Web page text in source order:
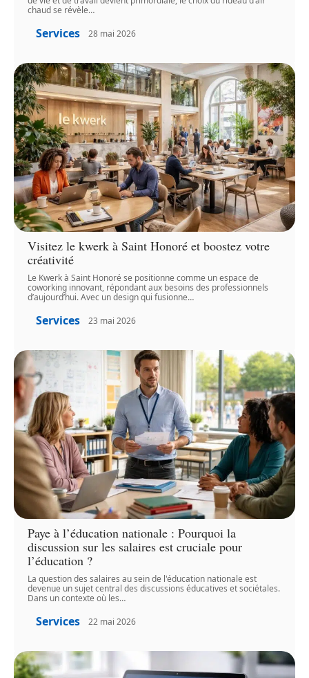
chaud se révèle…
Services 28 mai 2026
Visitez le kwerk à Saint Honoré et boostez votre
créativité
Le Kwerk à Saint Honoré se positionne comme un espace de
coworking innovant, répondant aux besoins des professionnels
d’aujourd’hui. Avec un design qui fusionne…
Services 23 mai 2026
Paye à l’éducation nationale : Pourquoi la
discussion sur les salaires est cruciale pour
l’éducation ?
La question des salaires au sein de l'éducation nationale est
devenue un sujet central des discussions éducatives et sociétales.
Dans un contexte où les…
Services 22 mai 2026